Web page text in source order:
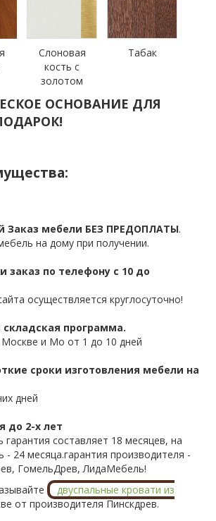
Слоновая
кость с
золотом
Табак
ОСНОВАНИЕ ДЛЯ
Заказ мебели БЕЗ ПРЕДОПЛАТЫ.
на дому при получении.
заказ по телефону с 10 до
осуществляется круглосуточно!
программа.
Москве и Мо от 1 до 10 дней
сроки изготовления мебели на
дней
до 2-х лет
составляет 18 месяцев, на
- 24 месяца.гарантия производителя -
ГомельДрев, ЛидаМебель!
двуспальные кровати из
от производителя Пинскдрев.